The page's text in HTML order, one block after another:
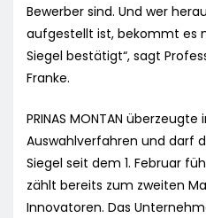
Bewerber sind. Und wer
aufgestellt ist, bekommt es
Siegel bestätigt“, sagt
Franke.
PRINAS MONTAN überzeugte
Auswahlverfahren und darf
Siegel seit dem 1. Februar
zählt bereits zum zweiten
Innovatoren. Das